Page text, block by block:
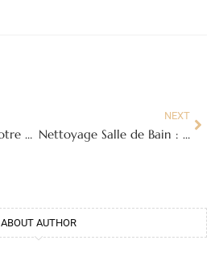
Travauxmakers.fr : Votre Guide Ultime pour des Travaux Réussis
NEXT
Nettoyage Salle de Bain : Guide Ultime pour une Propreté Impeccable
ABOUT AUTHOR